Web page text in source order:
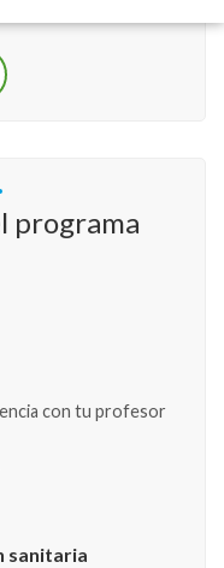
programa
con tu profesor
sanitaria